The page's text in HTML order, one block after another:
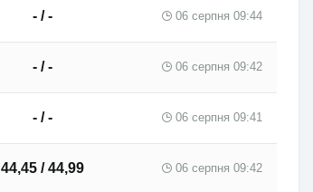
- / - 06 серпня 09:44
- / - 06 серпня 09:42
- / - 06 серпня 09:41
44,45 / 44,99 06 серпня 09:42